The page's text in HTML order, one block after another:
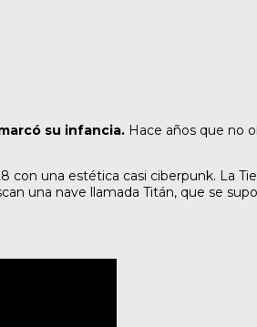
su infancia. Hace años que no
una estética casi ciberpunk. La
una nave llamada Titán, que se